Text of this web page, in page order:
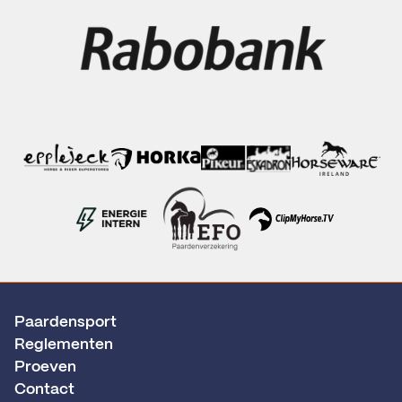
Paardensport
Reglementen
Proeven
Contact